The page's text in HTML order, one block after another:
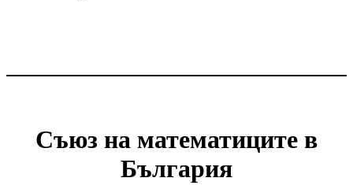
Съюз на математиците в
България